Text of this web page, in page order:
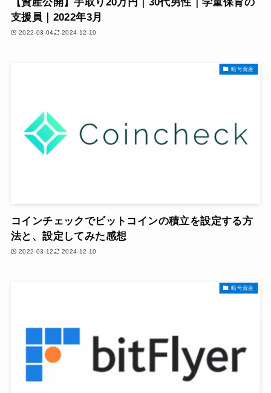
支援員｜2022年3月
2022-03-04 2024-12-10
暗号資産
コインチェックでビットコインの積立を設定する方
法と、設定してみた感想
2022-03-12 2024-12-10
暗号資産